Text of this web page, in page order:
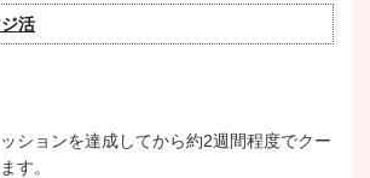
活
ションを達成してから約2週間程度でクー
す。